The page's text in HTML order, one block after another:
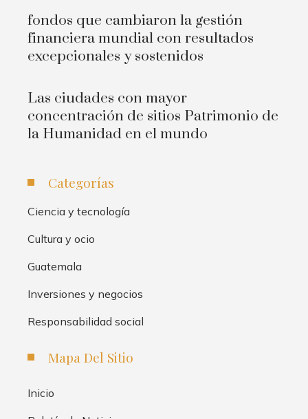
fondos que cambiaron la gestión
financiera mundial con resultados
excepcionales y sostenidos
Las ciudades con mayor
concentración de sitios Patrimonio de
la Humanidad en el mundo
Categorías
Ciencia y tecnología
Cultura y ocio
Guatemala
Inversiones y negocios
Responsabilidad social
Mapa Del Sitio
Inicio